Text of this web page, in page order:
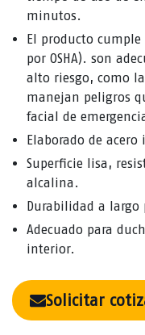
minutos.
El producto cumple
por OSHA). son
alto riesgo, como
manejan peligros
facial de
Elaborado de acero
Superficie lisa,
alcalina.
Durabilidad a largo
Adecuado para
interior.
Solicitar